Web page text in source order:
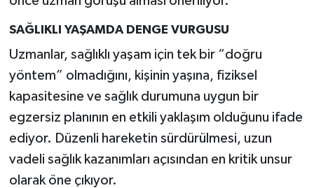
SAĞLIKLI YAŞAMDA DENGE VURGUSU
Uzmanlar, sağlıklı yaşam için tek bir “doğru
yöntem” olmadığını, kişinin yaşına, fiziksel
kapasitesine ve sağlık durumuna uygun bir
egzersiz planının en etkili yaklaşım olduğunu ifade
ediyor. Düzenli hareketin sürdürülmesi, uzun
vadeli sağlık kazanımları açısından en kritik unsur
olarak öne çıkıyor.